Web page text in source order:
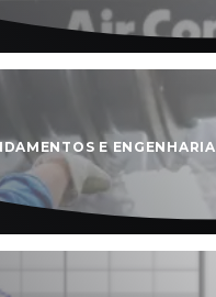
E ENGENHARIA